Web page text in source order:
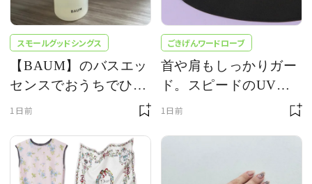
スモールグッドシングス
【BAUM】のバスエッ
センスでおうちでひの
き風呂気分
1日前
ごきげんワードローブ
首や肩もしっかりガー
ド。スピードのUVカ
ット帽子で、スタイリ
vol.1494
1日前